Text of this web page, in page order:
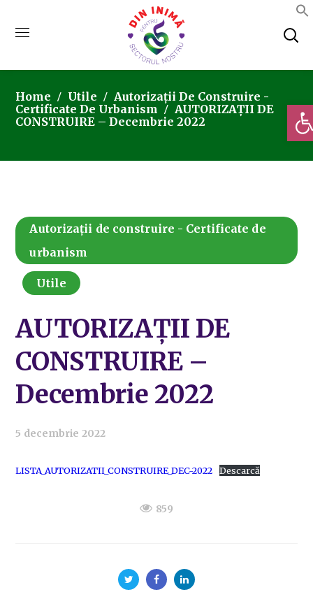
Home Utile
Autorizații De Construire -
Certificate De Urbanism
AUTORIZAȚII DE
CONSTRUIRE – Decembrie 2022
Autorizații de construire - Certificate de
urbanism
Utile
AUTORIZAȚII DE
CONSTRUIRE –
Decembrie 2022
5 decembrie 2022
LISTA_AUTORIZATII_CONSTRUIRE_DEC-2022 Descarcă
859